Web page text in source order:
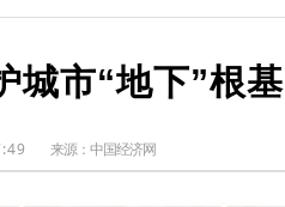
城市“地下”根基
来源： 中国经济网